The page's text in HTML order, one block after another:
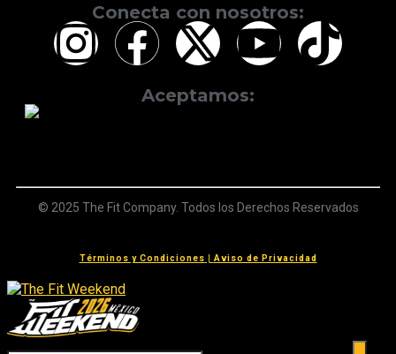
Conecta con nosotros:
Aceptamos:
© 2025 The Fit Company. Todos los Derechos Reservados
Términos y Condiciones Aviso de Privacidad